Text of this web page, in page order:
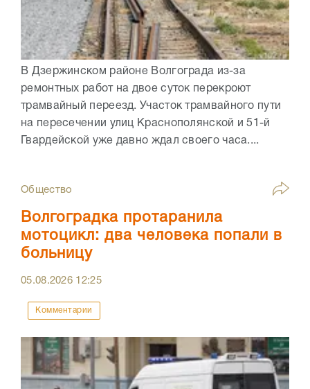
В Дзержинском районе Волгограда из-за
ремонтных работ на двое суток перекроют
трамвайный переезд. Участок трамвайного пути
на пересечении улиц Краснополянской и 51-й
Гвардейской уже давно ждал своего часа....
Общество
Волгоградка протаранила
мотоцикл: два человека попали в
больницу
05.08.2026 12:25
Комментарии